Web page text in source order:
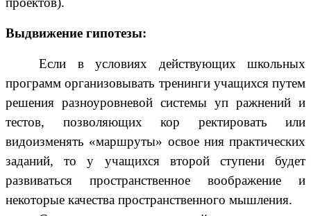
Выдвижение гипотезы:
Если в условиях действующих школьных
программ организовывать тренинги учащихся путем
решения разноуровневой системы уп ражнений и
тестов, позволяющих кор ректировать или
видоизменять «маршруты» освое ния практических
заданий, то у учащихся второй ступени будет
развиваться пространственное воображение и
некоторые качества пространственного мышления.